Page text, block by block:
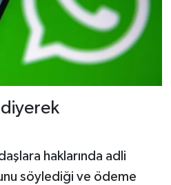
diyerek
haklarında adli
söylediği ve ödeme